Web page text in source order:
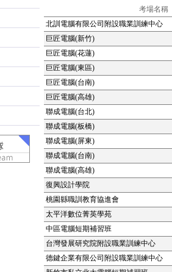
考場名稱
北訓電腦有限公司附設職業訓練中心
巨匠電腦(新竹)
巨匠電腦(花蓮)
巨匠電腦(東區)
巨匠電腦(台南)
巨匠電腦(高雄)
聯成電腦(台北)
聯成電腦(板橋)
聯成電腦(屏東)
聯成電腦(台南)
聯成電腦(高雄)
復興設計學院
桃園縣職訓教育協進會
太平洋數位菁英學苑
中區電腦短期補習班
台灣發展研究院附設職業訓練中心
德鍵企業有限公司附設職業訓練中心